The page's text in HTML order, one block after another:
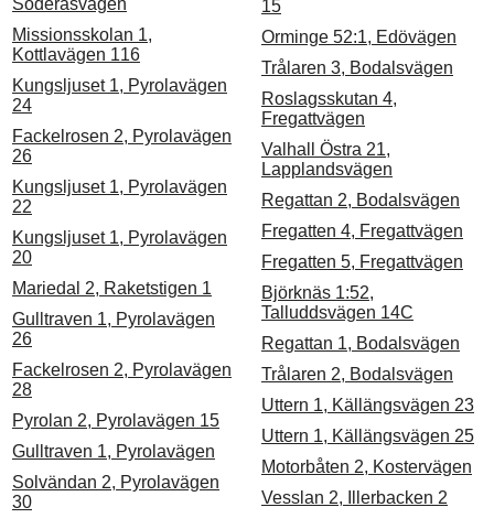
Söderåsvägen
Missionsskolan 1,
Kottlavägen 116
Kungsljuset 1, Pyrolavägen
24
Fackelrosen 2, Pyrolavägen
26
Kungsljuset 1, Pyrolavägen
22
Kungsljuset 1, Pyrolavägen
20
Mariedal 2, Raketstigen 1
Gulltraven 1, Pyrolavägen
26
Fackelrosen 2, Pyrolavägen
28
Pyrolan 2, Pyrolavägen 15
Gulltraven 1, Pyrolavägen
Solvändan 2, Pyrolavägen
30
15
Orminge 52:1, Edövägen
Trålaren 3, Bodalsvägen
Roslagsskutan 4,
Fregattvägen
Valhall Östra 21,
Lapplandsvägen
Regattan 2, Bodalsvägen
Fregatten 4, Fregattvägen
Fregatten 5, Fregattvägen
Björknäs 1:52,
Talluddsvägen 14C
Regattan 1, Bodalsvägen
Trålaren 2, Bodalsvägen
Uttern 1, Källängsvägen 23
Uttern 1, Källängsvägen 25
Motorbåten 2, Kostervägen
Vesslan 2, Illerbacken 2